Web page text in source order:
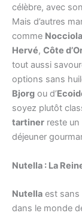
célèbre, avec
Mais d’autres
comme
Hervé, Côte
tout aussi
options sans
Bjorg ou d’
soyez plutôt
tartiner reste
déjeuner
Nutella : La
Nutella est sans
dans le monde